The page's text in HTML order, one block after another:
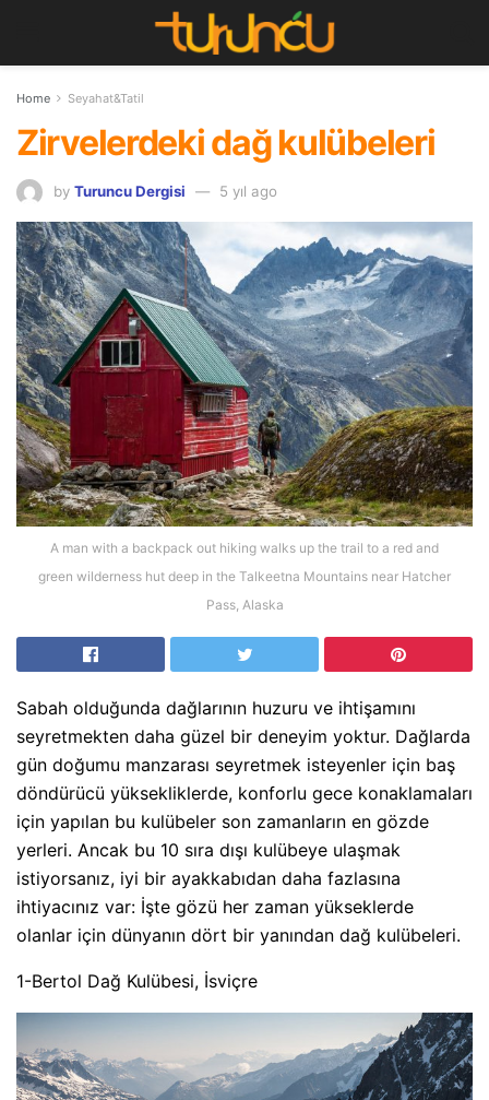
Home Seyahat&Tatil
Zirvelerdeki dağ kulübeleri
by Turuncu Dergisi 5 yıl ago
A man with a backpack out hiking walks up the trail to a red and
green wilderness hut deep in the Talkeetna Mountains near Hatcher
Pass, Alaska
Sabah olduğunda dağlarının huzuru ve ihtişamını
seyretmekten daha güzel bir deneyim yoktur. Dağlarda
gün doğumu manzarası seyretmek isteyenler için baş
döndürücü yüksekliklerde, konforlu gece konaklamaları
için yapılan bu kulübeler son zamanların en gözde
yerleri. Ancak bu 10 sıra dışı kulübeye ulaşmak
istiyorsanız, iyi bir ayakkabıdan daha fazlasına
ihtiyacınız var: İşte gözü her zaman yükseklerde
olanlar için dünyanın dört bir yanından dağ kulübeleri.
1-Bertol Dağ Kulübesi, İsviçre